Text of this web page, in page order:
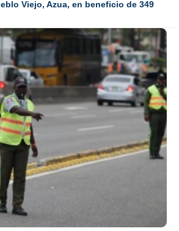
Viejo, Azua, en beneficio de 349